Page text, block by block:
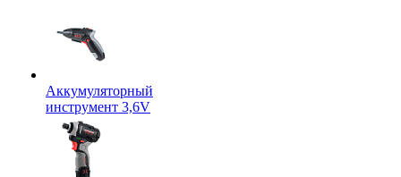
Аккумуляторный
инструмент 3,6V